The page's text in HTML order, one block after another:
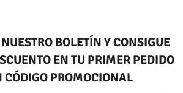
BOLETÍN Y CONSIGUE
EN TU PRIMER PEDIDO
CÓDIGO PROMOCIONAL